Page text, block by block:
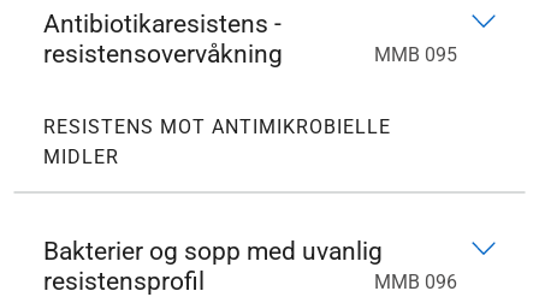
Antibiotikaresistens -
resistensovervåkning
MMB 095
RESISTENS MOT ANTIMIKROBIELLE
MIDLER
Bakterier og sopp med uvanlig
resistensprofil
MMB 096